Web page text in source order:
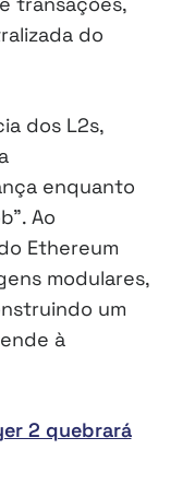
do
dos L2s,
enquanto
Ao
Ethereum
modulares,
um
à
2 quebrará